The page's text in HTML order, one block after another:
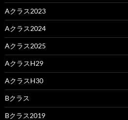
Aクラス2023
Aクラス2024
Aクラス2025
AクラスH29
AクラスH30
Bクラス
Bクラス2019